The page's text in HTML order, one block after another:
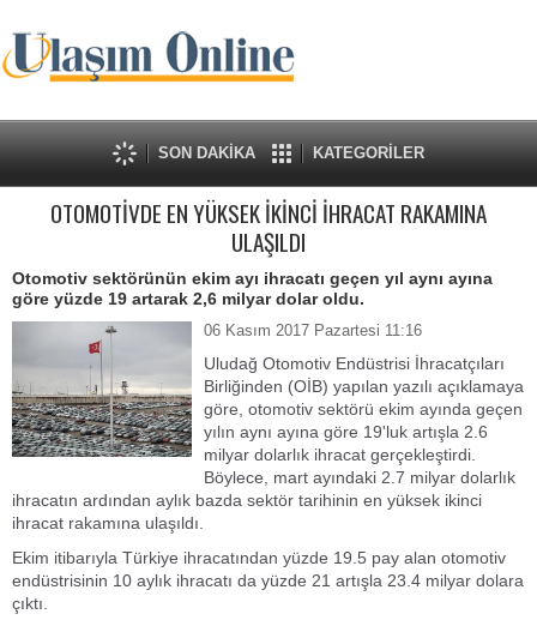
SON DAKİKA KATEGORİLER
OTOMOTİVDE EN YÜKSEK İKİNCİ İHRACAT RAKAMINA
ULAŞILDI
Otomotiv sektörünün ekim ayı ihracatı geçen yıl aynı ayına
göre yüzde 19 artarak 2,6 milyar dolar oldu.
06 Kasım 2017 Pazartesi 11:16
Uludağ Otomotiv Endüstrisi İhracatçıları
Birliğinden (OİB) yapılan yazılı açıklamaya
göre, otomotiv sektörü ekim ayında geçen
yılın aynı ayına göre 19'luk artışla 2.6
milyar dolarlık ihracat gerçekleştirdi.
Böylece, mart ayındaki 2.7 milyar dolarlık
ihracatın ardından aylık bazda sektör tarihinin en yüksek ikinci
ihracat rakamına ulaşıldı.
Ekim itibarıyla Türkiye ihracatından yüzde 19.5 pay alan otomotiv
endüstrisinin 10 aylık ihracatı da yüzde 21 artışla 23.4 milyar dolara
çıktı.